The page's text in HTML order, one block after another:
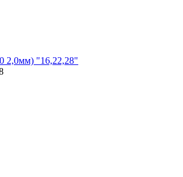
2,0мм) "16,22,28"